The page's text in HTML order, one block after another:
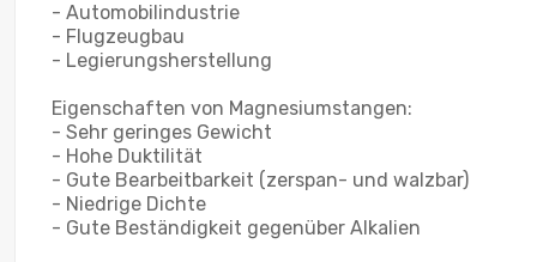
- Automobilindustrie
- Flugzeugbau
- Legierungsherstellung
Eigenschaften von Magnesiumstangen:
- Sehr geringes Gewicht
- Hohe Duktilität
- Gute Bearbeitbarkeit (zerspan- und walzbar)
- Niedrige Dichte
- Gute Beständigkeit gegenüber Alkalien